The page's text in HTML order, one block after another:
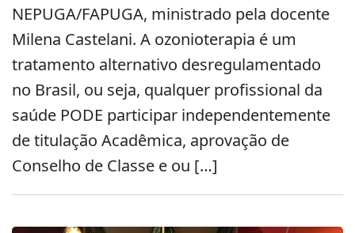
NEPUGA/FAPUGA, ministrado pela docente
Milena Castelani. A ozonioterapia é um
tratamento alternativo desregulamentado
no Brasil, ou seja, qualquer profissional da
saúde PODE participar independentemente
de titulação Acadêmica, aprovação de
Conselho de Classe e ou […]